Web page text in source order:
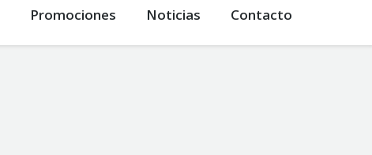
Promociones Noticias Contacto